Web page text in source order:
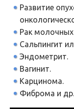
Развитие
Рак молочных
Сальпингит
Эндометрит.
Вагинит.
Карцинома.
Фиброма и др.